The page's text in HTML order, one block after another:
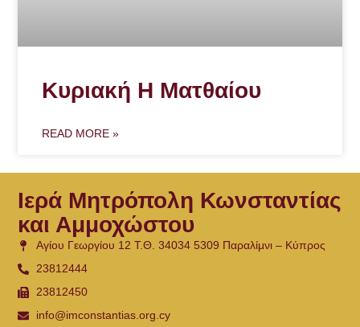
Κυριακή Η Ματθαίου
READ MORE »
Ιερά Μητρόπολη Κωνσταντίας
και Αμμοχώστου
Αγίου Γεωργίου 12 Τ.Θ. 34034 5309 Παραλίμνι – Κύπρος
23812444
23812450
info@imconstantias.org.cy